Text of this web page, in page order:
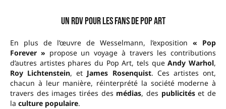
Un rdv pour les fans de Pop Art
En plus de l’œuvre de Wesselmann, l’exposition « Pop
Forever » propose un voyage à travers les contributions
d’autres artistes phares du Pop Art, tels queAndy Warhol,
Roy Lichtenstein, et James Rosenquist. Ces artistes ont,
chacun à leur manière, réinterprété la société moderne à
travers des images tirées des médias, des publicitéset de
la culture populaire.